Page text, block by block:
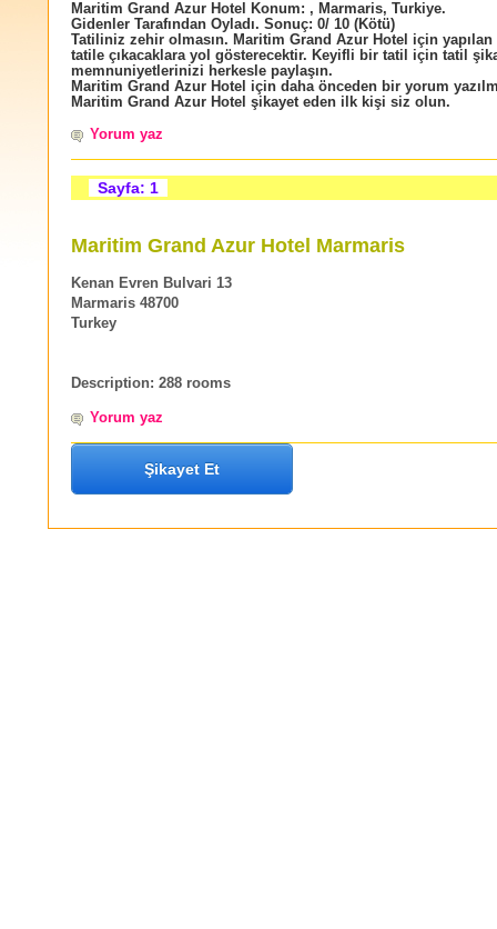
Maritim Grand Azur Hotel Konum: , Marmaris, Turkiye.
Gidenler Tarafından Oyladı. Sonuç: 0/ 10 (Kötü)
Tatiliniz zehir olmasın. Maritim Grand Azur Hotel için
tatile çıkacaklara yol gösterecektir. Keyifli bir tatil için tatil
memnuniyetlerinizi herkesle paylaşın.
Maritim Grand Azur Hotel için daha önceden bir yorum
Maritim Grand Azur Hotel şikayet eden ilk kişi siz olun.
Yorum yaz
Sayfa: 1
Maritim Grand Azur Hotel Marmaris
Kenan Evren Bulvari 13
Marmaris 48700
Turkey
Description: 288 rooms
Yorum yaz
Şikayet Et